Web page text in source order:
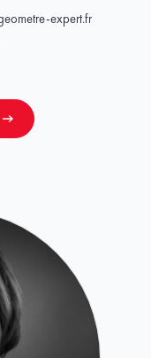
expert.fr